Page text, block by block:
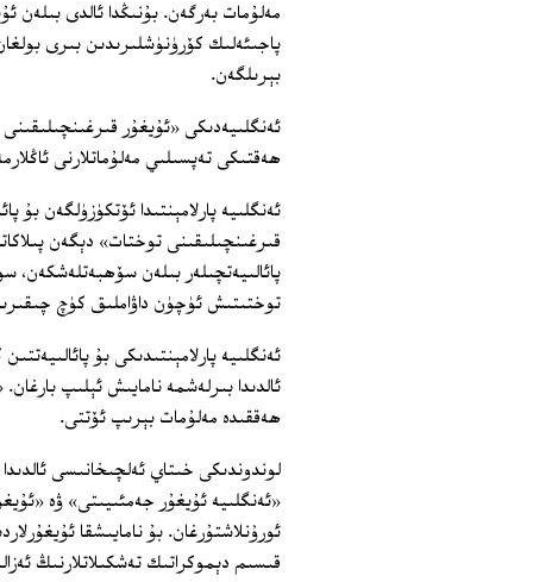
مەلۇمات بەرگەن. بۇنىڭدا ئالدى بىلەن
بېرىلگەن.
ئەنگلىيەدىكى «ئۇيغۇر
ھەقتىكى تەپسىلىي مەلۇماتلارنى
ئەنگلىيە پارلامېنتىدا ئۆتكۈزۈلگەن بۇ
قىرغىنچىلىقىنى توختات» دېگەن
پائالىيەتچىلەر بىلەن
توختىتىش ئۈچۈن داۋاملىق كۈچ
ئەنگلىيە پارلامېنتىدىكى بۇ
ئالدىدا بىرلەشمە نامايىش ئېلىپ
ھەققىدە مەلۇمات بېرىپ ئۆتتى.
لوندوندىكى خىتاي ئەلچىخانىسى
«ئەنگلىيە ئۇيغۇر جەمئىيىتى» ۋە
ئورۇنلاشتۇرغان. بۇ نامايىشقا
قىسىم دېموكراتىك تەشكىلاتلارنىڭ